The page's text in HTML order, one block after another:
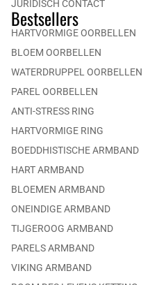
JURIDISCH CONTACT
Bestsellers
HARTVORMIGE OORBELLEN
BLOEM OORBELLEN
WATERDRUPPEL OORBELLEN
PAREL OORBELLEN
ANTI-STRESS RING
HARTVORMIGE RING
BOEDDHISTISCHE ARMBAND
HART ARMBAND
BLOEMEN ARMBAND
ONEINDIGE ARMBAND
TIJGEROOG ARMBAND
PARELS ARMBAND
VIKING ARMBAND